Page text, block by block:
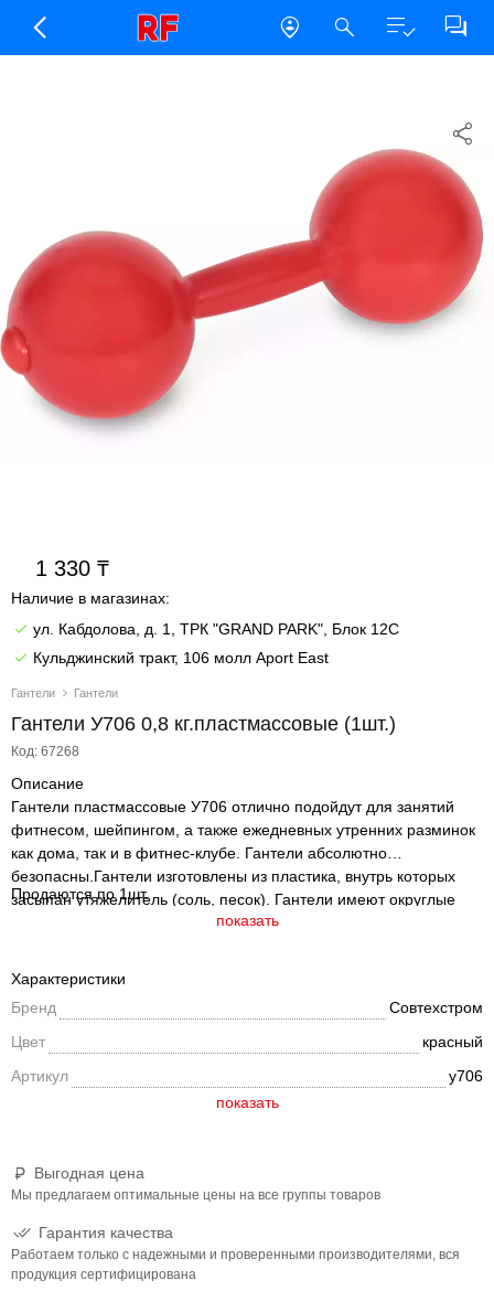
Гантели Гантели
Гантели У706 0,8 кг.пластмассовые (1шт.)
Код: 67268
1 330
Наличие в магазинах:
ул. Кабдолова, д. 1, ТРК "GRAND PARK", Блок 12C
Кульджинский тракт, 106 молл Aport East
Описание
Гантели пластмассовые У706 отлично подойдут для занятий
фитнесом, шейпингом, а также ежедневных утренних разминок
как дома, так и в фитнес-клубе. Гантели абсолютно
безопасны.Гантели изготовлены из пластика, внутрь которых
засыпан утяжелитель (соль, песок). Гантели имеют округлые
формы и плотную заглушку. В зависимости от возраста ребенка
увеличивать.
Продаются по 1шт.
показать
Выгодная цена
Мы предлагаем оптимальные цены на все группы товаров
Гарантия качества
Работаем только с надежными и проверенными производителями, вся
продукция сертифицирована
Характеристики
Бренд
Совтехстром
Цвет
красный
Артикул
у706